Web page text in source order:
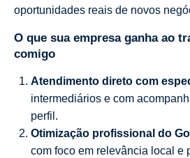
oportunidades reais de novos
O que sua empresa ganha ao
comigo
Atendimento direto com
intermediários e com
perfil.
Otimização profissional do
com foco em relevância local e